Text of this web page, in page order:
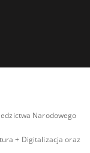
Narodowego
+ Digitalizacja oraz